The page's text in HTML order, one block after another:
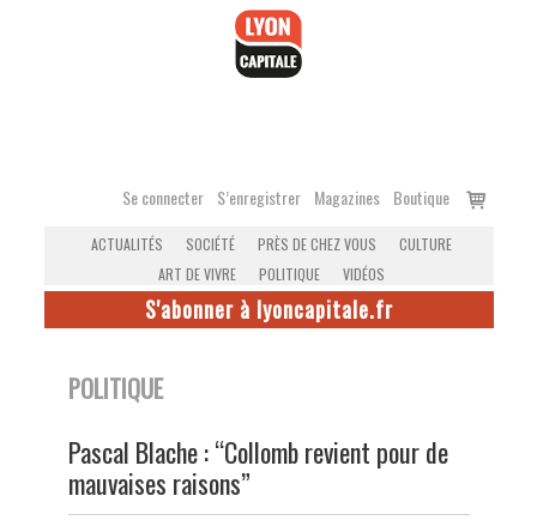
Se connecter S’enregistrer Magazines Boutique
Voir
ACTUALITÉS SOCIÉTÉ PRÈS DE CHEZ VOUS
CULTURE
ART DE VIVRE
POLITIQUE VIDÉOS
S'abonner à lyoncapitale.fr
POLITIQUE
Pascal Blache : “Collomb revient pour de
mauvaises raisons”